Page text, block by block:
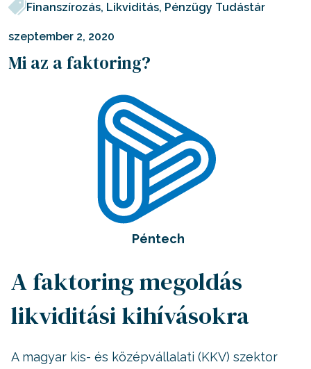
Finanszírozás, Likviditás, Pénzügy Tudástár
szeptember 2, 2020
Mi az a faktoring?
Péntech
A faktoring megoldás
likviditási kihívásokra
A magyar kis- és középvállalati (KKV) szektor